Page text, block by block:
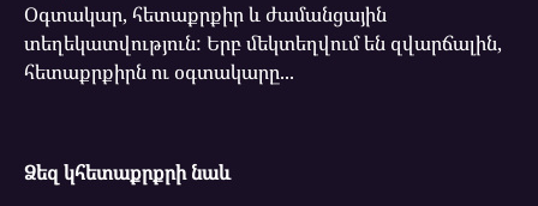
Օգտակար, հետաքրքիր և ժամանցային
տեղեկատվություն: Երբ մեկտեղվում են զվարճալին,
հետաքրքիրն ու օգտակարը...
Ձեզ կհետաքրքրի նաև